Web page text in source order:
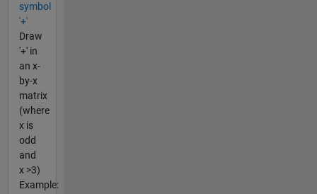
symbol
'+'
Draw
'+' in
an x-
by-x
matrix
(where
x is
odd
and
x >3)
Example: